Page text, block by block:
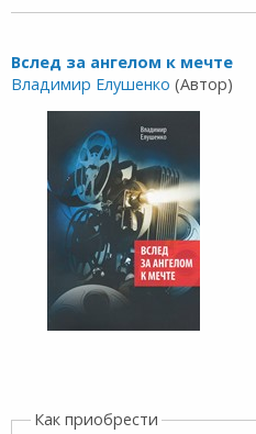
Вслед за ангелом к мечте
Владимир Елушенко (Автор)
Как приобрести